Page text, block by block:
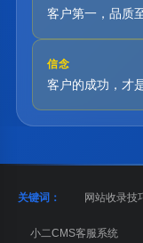
客户第一，品质
信念
客户的成功，才
关键词： 网站收录技
小二CMS客服系统